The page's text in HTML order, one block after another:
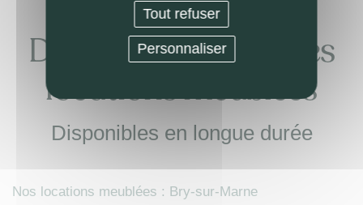
Découvrez nos autres
locations meublées
Disponibles en longue durée
Nos locations meublées : Bry-sur-Marne
Tout refuser
Personnaliser